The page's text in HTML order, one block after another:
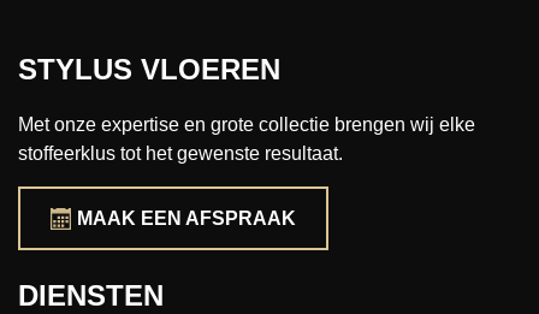
STYLUS VLOEREN
Met onze expertise en grote collectie brengen wij elke
stoffeerklus tot het gewenste resultaat.
MAAK EEN AFSPRAAK
DIENSTEN